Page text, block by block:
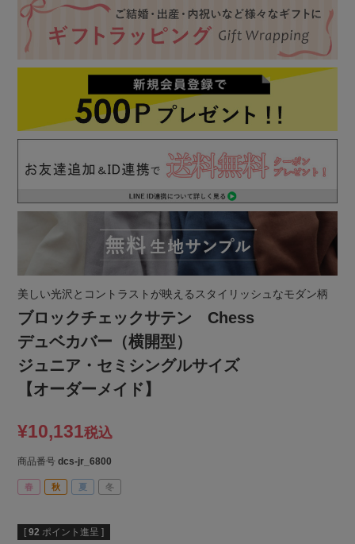
美しい光沢とコントラストが映えるスタイリッシュなモダン柄
ブロックチェックサテン Chess
デュベカバー（横開型）
ジュニア・セミシングルサイズ
【オーダーメイド】
¥10,131税込
商品番号 dcs-jr_6800
春 秋 夏 冬
[ 92 ポイント進呈 ]